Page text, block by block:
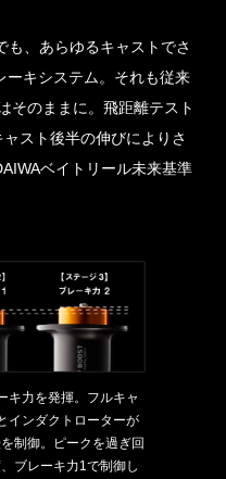
も、あらゆるキャストでさ
ーキシステム。それも従来
そのままに。飛距離テスト
スト後半の伸びによりさ
ベイトリール未来基準
キ力を発揮。フルキャ
インダクトローターが
制御。ピークを過ぎ回
ブレーキ力1で制御し